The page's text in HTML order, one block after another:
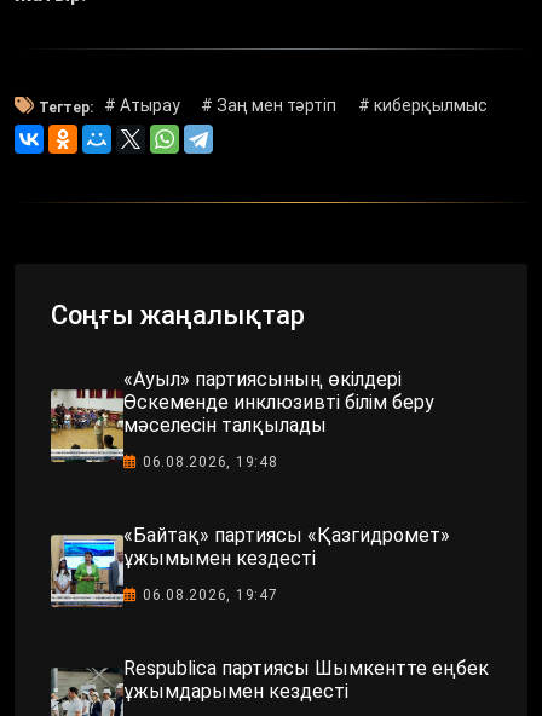
Тегтер: # Атырау # Заң мен тәртіп # киберқылмыс
Соңғы жаңалықтар
«Ауыл» партиясының өкілдері
Өскеменде инклюзивті білім беру
мәселесін талқылады
06.08.2026, 19:48
«Байтақ» партиясы «Қазгидромет»
ұжымымен кездесті
06.08.2026, 19:47
Respublica партиясы Шымкентте еңбек
ұжымдарымен кездесті